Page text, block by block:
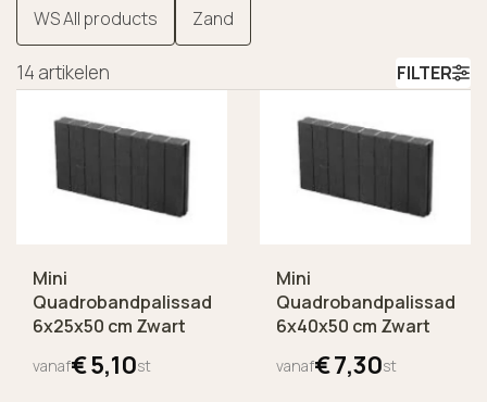
WS All products Zand
14 artikelen FILTER
Mini
Quadrobandpalissade
6x25x50 cm Zwart
vanaf€5,10st
Mini
Quadrobandpalissade
6x40x50 cm Zwart
vanaf€7,30st